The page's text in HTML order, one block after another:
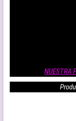
NUESTRA